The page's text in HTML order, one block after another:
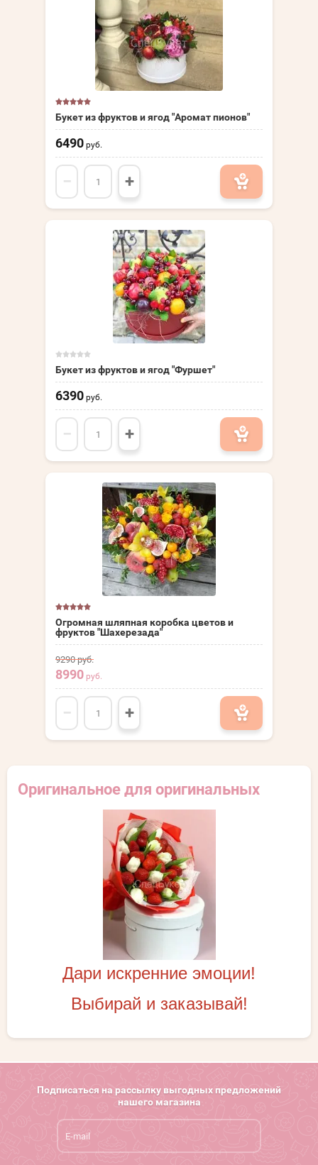
Оригинальное для оригинальных
Дари искренние эмоции!
Выбирай и заказывай!
Букет из фруктов и ягод "Аромат пионов"
6490 руб.
− +
Букет из фруктов и ягод "Фуршет"
6390 руб.
− +
Огромная шляпная коробка цветов и
фруктов "Шахерезада"
9290руб.
8990 руб.
− +
Подписаться на рассылку выгодных предложений
нашего магазина